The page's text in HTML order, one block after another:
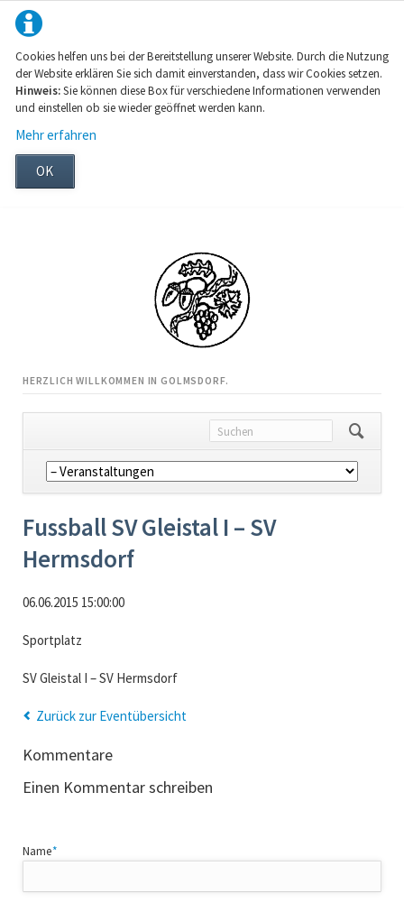
Cookies helfen uns bei der Bereitstellung unserer Website. Durch die Nutzung
der Website erklären Sie sich damit einverstanden, dass wir Cookies setzen.
Hinweis:Sie können diese Box für verschiedene Informationen verwenden
und einstellen ob sie wieder geöffnet werden kann.
Mehr erfahren
OK
HERZLICH WILLKOMMEN IN GOLMSDORF.
Navigation
überspringen
Fussball SV Gleistal I – SV
Hermsdorf
06.06.2015 15:00:00
Sportplatz
SV Gleistal I – SV Hermsdorf
Zurück zur Eventübersicht
Kommentare
Einen Kommentar schreiben
Pflichtfeld
Name*